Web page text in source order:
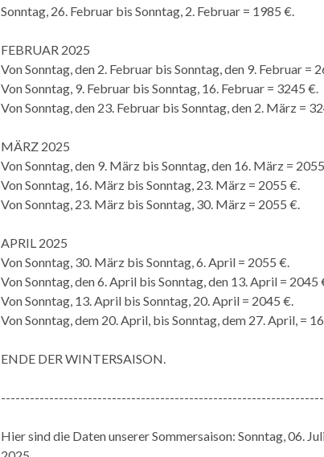
Sonntag, 26. Februar bis Sonntag, 2. Februar = 1985 €.
FEBRUAR 2025
Von Sonntag, den 2. Februar bis Sonntag, den 9. Februar =
Von Sonntag, 9. Februar bis Sonntag, 16. Februar = 3245 €.
Von Sonntag, den 23. Februar bis Sonntag, den 2. März =
MÄRZ 2025
Von Sonntag, den 9. März bis Sonntag, den 16. März = 2055
Von Sonntag, 16. März bis Sonntag, 23. März = 2055 €.
Von Sonntag, 23. März bis Sonntag, 30. März = 2055 €.
APRIL 2025
Von Sonntag, 30. März bis Sonntag, 6. April = 2055 €.
Von Sonntag, den 6. April bis Sonntag, den 13. April = 2045
Von Sonntag, 13. April bis Sonntag, 20. April = 2045 €.
Von Sonntag, dem 20. April, bis Sonntag, dem 27. April, =
ENDE DER WINTERSAISON.
Hier sind die Daten unserer Sommersaison: Sonntag, 06.